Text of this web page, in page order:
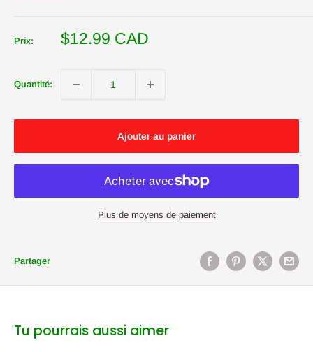
Prix:
Prix
$12.99 CAD
Quantité:
Ajouter au panier
Plus de moyens de paiement
Partager
Tu pourrais aussi aimer